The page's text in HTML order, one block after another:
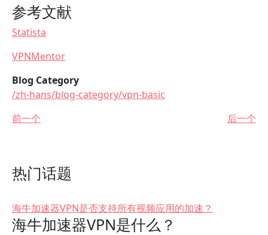
参考文献
Statista
VPNMentor
Blog Category
/zh-hans/blog-category/vpn-basic
前一个
后一个
热门话题
海牛加速器VPN是否支持所有视频应用的加速？
海牛加速器VPN是什么？